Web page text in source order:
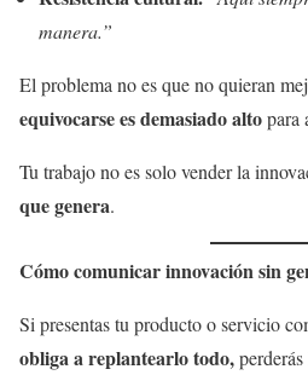
manera.”
El problema no es que no quieran
equivocarse es demasiado altopara
Tu trabajo no es solo vender la
que genera.
Cómo comunicar innovación sin
Si presentas tu producto o servicio
obliga a replantearlo todo,